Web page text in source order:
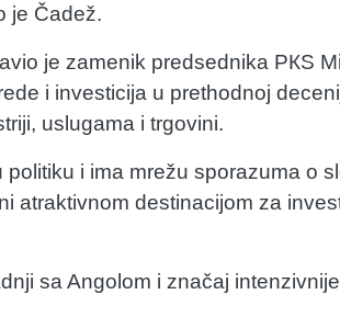
je Čadež.
je zamenik predsednika PКS
i investicija u prethodnoj
uslugama i trgovini.
i ima mrežu sporazuma o
atraktivnom destinacijom za
sa Angolom i značaj